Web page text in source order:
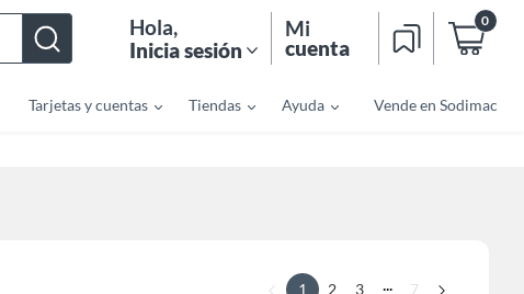
Hola,
Inicia sesión
Mi
cuenta
0
Tarjetas y cuentas Tiendas Ayuda Vende en Sodimac
1 2 3 ... 7